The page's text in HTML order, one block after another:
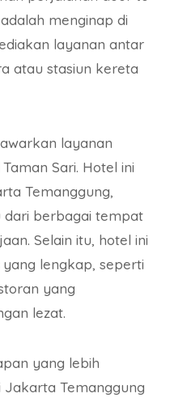
menginap di
layanan antar
atau stasiun kereta
layanan
Sari. Hotel ini
Temanggung,
dari berbagai tempat
Selain itu, hotel ini
lengkap, seperti
yang
lezat.
yang lebih
Temanggung